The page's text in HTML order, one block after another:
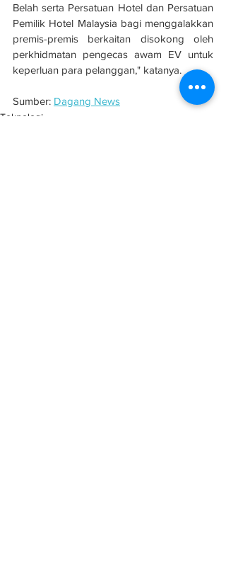
Belah serta Persatuan Hotel dan Persatuan
Pemilik Hotel Malaysia bagi menggalakkan
premis-premis berkaitan disokong oleh
perkhidmatan pengecas awam EV untuk
keperluan para pelanggan," katanya.
Sumber: Dagang News
Teknologi